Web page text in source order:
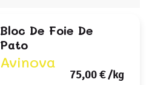
Bloc De Foie De
Pato
Avinova
75,00 €/kg